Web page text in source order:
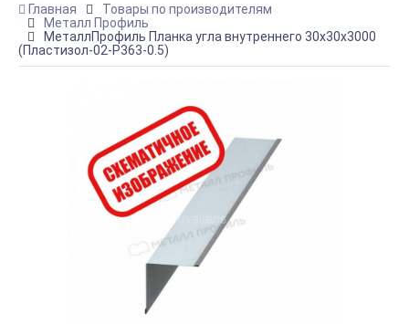
Главная
Товары по производителям
Металл Профиль
МеталлПрофиль Планка угла внутреннего 30х30х3000
(Пластизол-02-Р363-0.5)